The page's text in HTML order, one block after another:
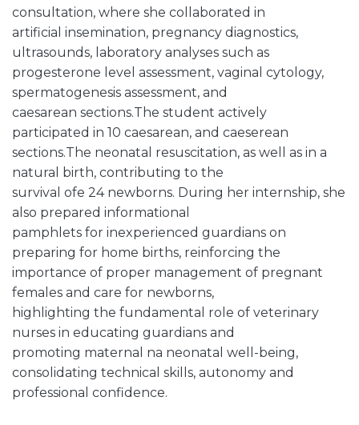
consultation, where she collaborated in
artificial insemination, pregnancy diagnostics,
ultrasounds, laboratory analyses such as
progesterone level assessment, vaginal cytology,
spermatogenesis assessment, and
caesarean sections.The student actively
participated in 10 caesarean, and caeserean
sections.The neonatal resuscitation, as well as in a
natural birth, contributing to the
survival ofe 24 newborns. During her internship, she
also prepared informational
pamphlets for inexperienced guardians on
preparing for home births, reinforcing the
importance of proper management of pregnant
females and care for newborns,
highlighting the fundamental role of veterinary
nurses in educating guardians and
promoting maternal na neonatal well-being,
consolidating technical skills, autonomy and
professional confidence.